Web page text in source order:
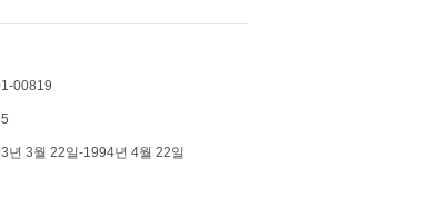
00819
년 3월 22일-1994년 4월 22일